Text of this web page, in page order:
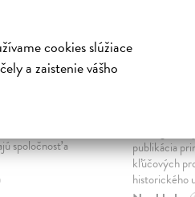
cookies slúžiace
a zaistenie vášho
musia
spoločnosť a
sme.
publikácia
kľúčových
historického